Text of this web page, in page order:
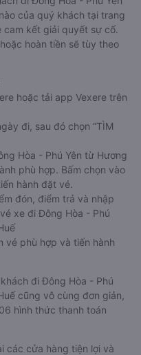
của quý khách tại trang
cam kết giải quyết sự cố.
hoàn tiền sẽ tùy theo
hoặc tải app Vexere trên
đi, sau đó chọn “TÌM
Hòa - Phú Yên từ Hương
phù hợp. Bấm chọn vào
hành đặt vé.
đón, điểm trả và nhập
xe đi Đông Hòa - Phú
vé phù hợp và tiến hành
đi Đông Hòa - Phú
cũng vô cùng đơn giản,
hình thức thanh toán
các cửa hàng tiện lợi và